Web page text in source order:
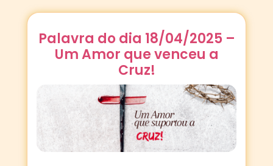
Palavra do dia 18/04/2025 –
Um Amor que venceu a
Cruz!